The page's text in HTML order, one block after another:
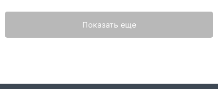
Показать еще